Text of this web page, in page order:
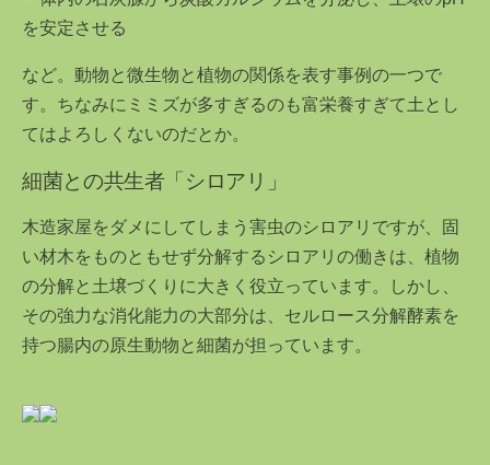
を安定させる
など。動物と微生物と植物の関係を表す事例の一つで
す。ちなみにミミズが多すぎるのも富栄養すぎて土とし
てはよろしくないのだとか。
細菌との共生者「シロアリ」
木造家屋をダメにしてしまう害虫のシロアリですが、固
い材木をものともせず分解するシロアリの働きは、植物
の分解と土壌づくりに大きく役立っています。しかし、
その強力な消化能力の大部分は、セルロース分解酵素を
持つ腸内の原生動物と細菌が担っています。